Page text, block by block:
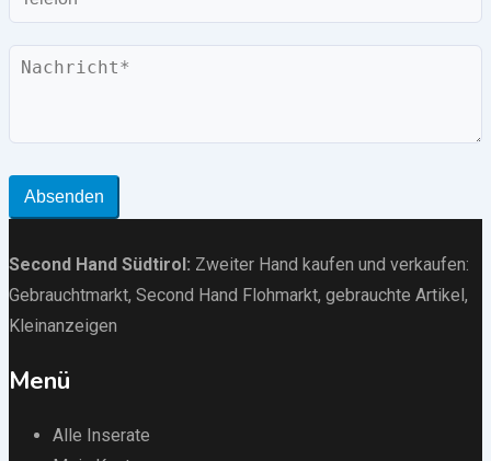
Nachricht
Absenden
Second Hand Südtirol : Zweiter Hand kaufen und verkaufen:
Gebrauchtmarkt, Second Hand Flohmarkt, gebrauchte Artikel ,
Kleinanzeigen
Menü
Alle Inserate